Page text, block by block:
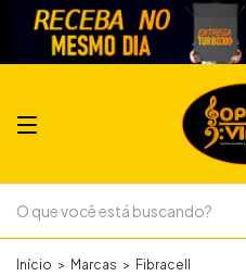
Início > Marcas > Fibracell